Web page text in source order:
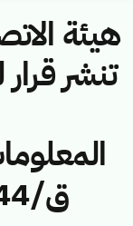
هيئة
تنشر